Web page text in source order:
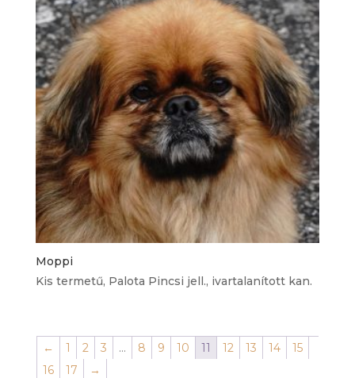
Moppi
Kis termetű, Palota Pincsi jell., ivartalanított kan.
← 1 2 3 … 8 9 10 11 12 13 14
15
16
17 →